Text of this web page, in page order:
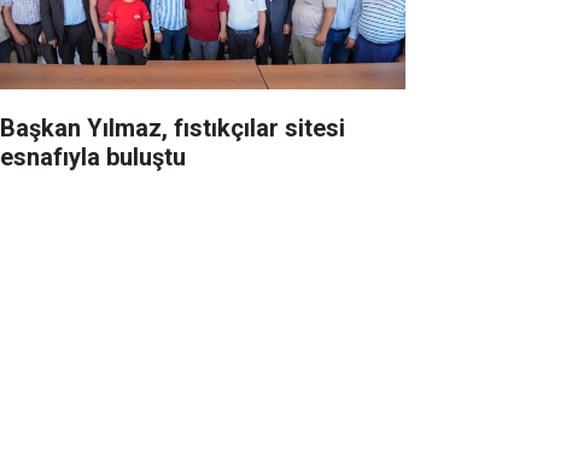
Başkan Yılmaz, fıstıkçılar sitesi
esnafıyla buluştu